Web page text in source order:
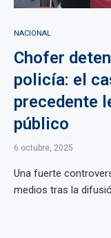
NACIONAL
Chofer
policía: el
precedente
público
6 octubre, 2025
Una fuerte
medios tras la